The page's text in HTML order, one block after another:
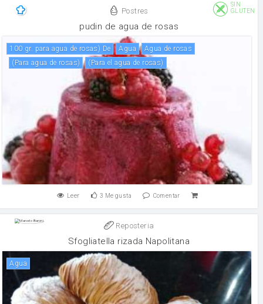
Postres
SIN
GLUTEN
pudin de agua de rosas
100 gr. para agua de rosas) De agua
agua de rosas
(para agua de rosas)
(para el agua de rosas)
Leer 3 Me gusta Comentar
Reposteria
Sfogliatella rizada Napolitana
agua